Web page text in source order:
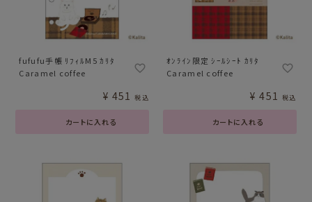
fufufu手帳 ﾘﾌｨﾙM5 ｶﾘﾀ
Caramel coffee
カートに入れる
¥ 451 税込
ｵﾝﾗｲﾝ限定 ｼｰﾙｼｰﾄ ｶﾘﾀ
Caramel coffee
カートに入れる
¥ 451 税込